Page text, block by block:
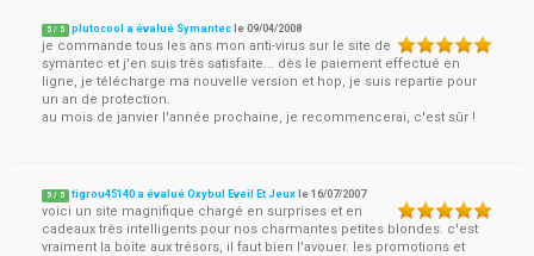
5 / 5 plutocool a évalué Symantec le09/04/2008
je commande tous les ans mon anti-virus sur le site de
symantec et j'en suis très satisfaite... dès le paiement effectué en
ligne, je télécharge ma nouvelle version et hop, je suis repartie pour
un an de protection.
au mois de janvier l'année prochaine, je recommencerai, c'est sûr !
5 / 5 tigrou45140 a évalué Oxybul Eveil Et Jeux le16/07/2007
voici un site magnifique chargé en surprises et en
cadeaux très intelligents pour nos charmantes petites blondes. c'est
vraiment la boîte aux trésors, il faut bien l'avouer. les promotions et